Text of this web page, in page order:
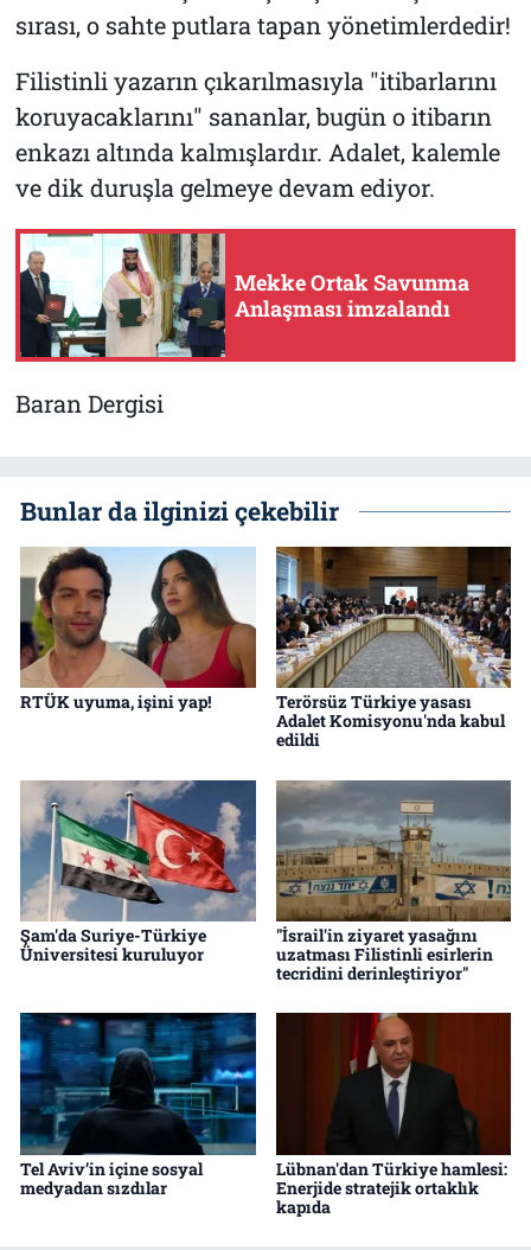
sırası, o sahte putlara tapan yönetimlerdedir!
Filistinli yazarın çıkarılmasıyla "itibarlarını
koruyacaklarını" sananlar, bugün o itibarın
enkazı altında kalmışlardır. Adalet, kalemle
ve dik duruşla gelmeye devam ediyor.
Mekke Ortak Savunma
Anlaşması imzalandı
Baran Dergisi
Bunlar da ilginizi çekebilir
RTÜK uyuma, işini yap!
Terörsüz Türkiye yasası
Adalet Komisyonu'nda kabul
edildi
Şam'da Suriye-Türkiye
Üniversitesi kuruluyor
"İsrail'in ziyaret yasağını
uzatması Filistinli esirlerin
tecridini derinleştiriyor"
Tel Aviv’in içine sosyal
medyadan sızdılar
Lübnan'dan Türkiye hamlesi:
Enerjide stratejik ortaklık
kapıda